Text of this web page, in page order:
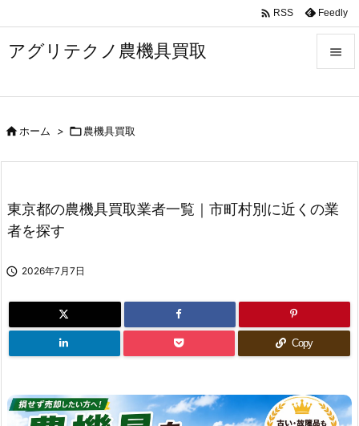
アグリテクノ農機具買取 


 RSS Feedly
ホーム > 農機具買取
東京都の農機具買取業者一覧｜市町村別に近くの業
者を探す
 2026年7月7日
Copy